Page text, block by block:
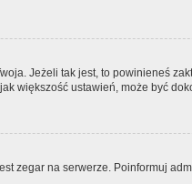
Jeżeli tak jest, to powinieneś
większość ustawień, może być
zegar na serwerze. Poinformuj